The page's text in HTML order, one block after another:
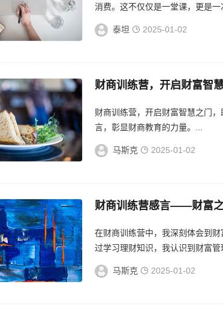
消费。这不仅仅是一堂课，更是
为未来铺就了坚实的财务基础。...
泰坦
2025-01-02
财商训练营，开启财富智
财商训练营，开启财富智慧之门
言，彰显财商教育的力量。...
马斯克 2025-01-02
财商训练营感言——财富之
在财商训练营中，我深刻体会到
过学习理财知识，我认识到财富
我踏上更加稳健的财务成长之路。...
马斯克
2025-01-02